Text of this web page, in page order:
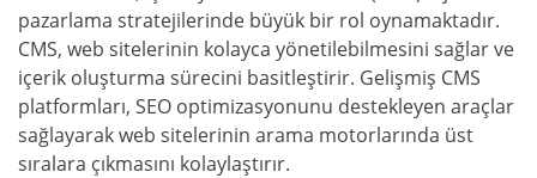
pazarlama stratejilerinde büyük bir rol oynamaktadır.
CMS, web sitelerinin kolayca yönetilebilmesini sağlar ve
içerik oluşturma sürecini basitleştirir. Gelişmiş CMS
platformları, SEO optimizasyonunu destekleyen araçlar
sağlayarak web sitelerinin arama motorlarında üst
sıralara çıkmasını kolaylaştırır.